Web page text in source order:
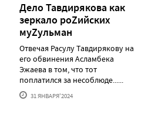
Дело Тавдирякова как
зеркало роZийских
муZульман
Отвечая Расулу Тавдирякову на
его обвинения Асламбека
Эжаева в том, что тот
поплатился за несоблюде......
31 ЯНВАРЯ'2024